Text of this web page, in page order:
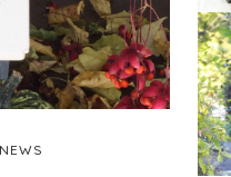
NEWS